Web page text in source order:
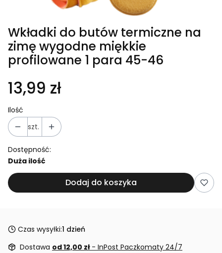
Wkładki do butów termiczne na
zimę wygodne miękkie
profilowane 1 para 45-46
13,99 zł
Ilość
szt.
Dostępność:
Duża ilość
Dodaj do koszyka
Czas wysyłki:1 dzień
Dostawa od 12,00 zł - InPost Paczkomaty 24/7